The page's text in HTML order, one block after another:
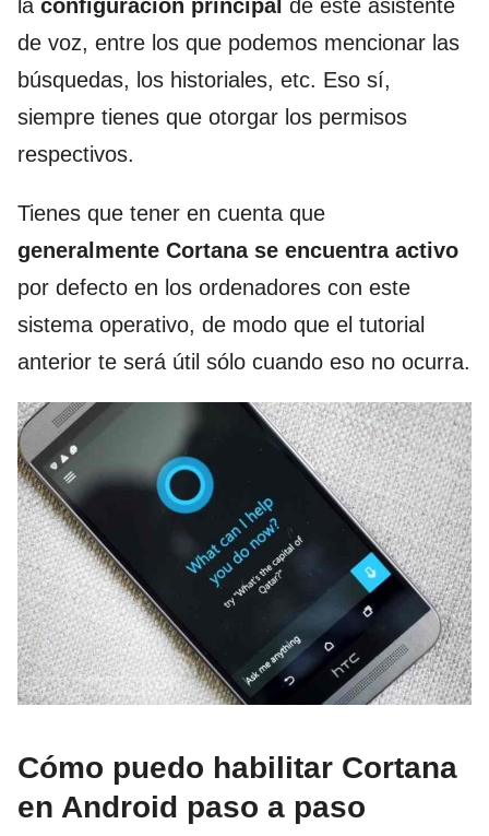
la configuración principal de este asistente
de voz, entre los que podemos mencionar las
búsquedas, los historiales, etc. Eso sí,
siempre tienes que otorgar los permisos
respectivos.
Tienes que tener en cuenta que
generalmente Cortana se encuentra activo
por defecto en los ordenadores con este
sistema operativo, de modo que el tutorial
anterior te será útil sólo cuando eso no ocurra.
Cómo puedo habilitar Cortana
en Android paso a paso